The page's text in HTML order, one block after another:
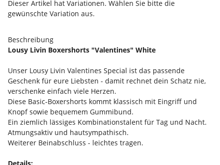
Dieser Artikel hat Variationen. Wählen Sie bitte die
gewünschte Variation aus.
Beschreibung
Lousy Livin Boxershorts "Valentines" White
Unser Lousy Livin Valentines Special ist das passende
Geschenk für eure Liebsten - damit rechnet dein Schatz nie,
verschenke einfach viele Herzen.
Diese Basic-Boxershorts kommt klassisch mit Eingriff und
Knopf sowie bequemem Gummibund.
Ein ziemlich lässiges Kombinationstalent für Tag und Nacht.
Atmungsaktiv und hautsympathisch.
Weiterer Beinabschluss - leichtes tragen.